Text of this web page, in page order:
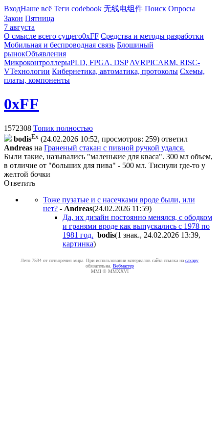
ВходНаше всё Теги codebook 无线电组件 Поиск Опросы
Закон Пятница
7 августа
О смысле всего сущего0xFF Средства и методы разработки
Мобильная и беспроводная связь Блошиный
рынокОбъявления
МикроконтроллерыPLD, FPGA, DSP AVRPICARM, RISC-
VТехнологии Кибернетика, автоматика, протоколы Схемы,
платы, компоненты
0xFF
1572308 Топик полностью
bodisEx (24.02.2026 10:52, просмотров: 259) ответил
Andreas на Граненый стакан с пивной ручкой удался.
Были такие, назывались "маленькие для кваса". 300 мл объем,
в отличие от "больших для пива" - 500 мл. Тиснули где-то у
желтой бочки
Ответить
Тоже пузатые и с насечками вроде были, или
нет? - Andreas(24.02.2026 11:59)
Да, их дизайн постоянно менялся, с ободком
и гранями вроде как выпускались с 1978 по
1981 год. bodis(1 знак., 24.02.2026 13:39,
картинка)
Лето 7534 от сотворения мира. При использовании материалов сайта ссылка на caxapу
обязательна. Вебмастер
MMI © MMXXVI